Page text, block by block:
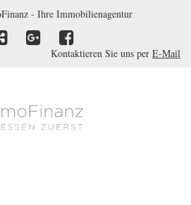
- Ihre Immobilienagentur
Kontaktieren Sie uns per E-Mail